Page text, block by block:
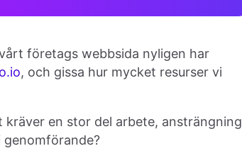
företags webbsida nyligen har
, och gissa hur mycket resurser vi
kräver en stor del arbete, ansträngning